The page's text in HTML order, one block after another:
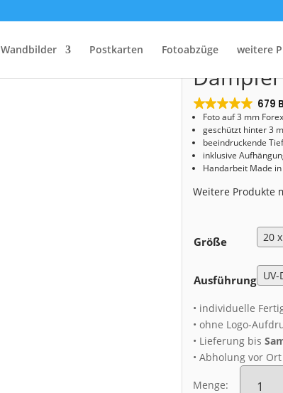
Wandbilder Postkarten Fotoabzüge weitere
Start/Shop/Acryl Board/ Acryl Board (00734) Dampfer am
Acryl
679
Foto auf 3 mm
geschützt hinter 3
beeindruckende
inklusive
Handarbeit Made
Weitere Produkte
Größe
Ausführung
• individuelle
• ohne Logo-
• Lieferung bis
• Abholung vor
Menge:
Acryl
Board